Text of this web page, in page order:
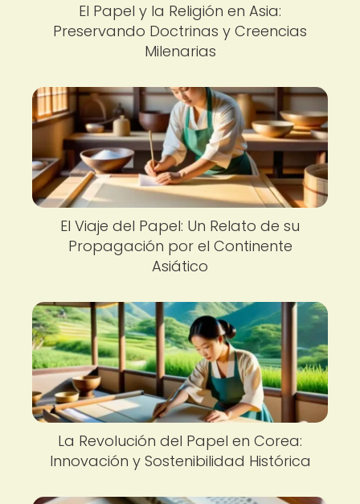
El Papel y la Religión en Asia:
Preservando Doctrinas y Creencias
Milenarias
El Viaje del Papel: Un Relato de su
Propagación por el Continente
Asiático
La Revolución del Papel en Corea:
Innovación y Sostenibilidad Histórica